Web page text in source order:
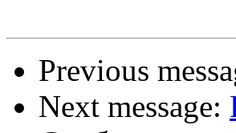
Previous
Next message: